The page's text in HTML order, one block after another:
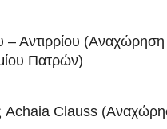
Αντιρρίου
Πατρών)
Achaia Clauss